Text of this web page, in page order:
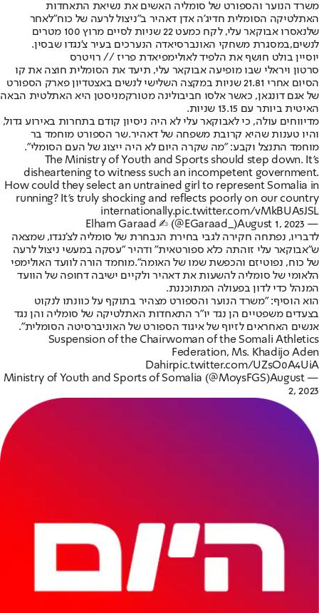
משרד הנוער והספורט של סומליה האשים את נשיאת התאחדות
האתלטיקה הסומלית חדיג'ה אדן דאהיר ב"ניצול לרעה של כוח"לאחר
שלנאסרו אבוקאר עלי, לקח כמעט 22 שניות לסיים מרוץ 100 מטרים
לנשים,במסגרת משחקי האונברסיאדה הנערכים בעיר צ'נגדו שבסין.
יוסיין בולט חושף את הלפיד לאולימפיאדת פריז // רויטרס
סרטון ויראלי שבו מופיעה אבוקאר עלי, תיעד את הסומלית חוצה את קו
הסיום אחרי 21.81 שניות במקצה השלישי לנשים באצטדיון פארק הספורט
של אגם דונגאן, כאשר אלסו חביבולינה מטורקמניסטן היא האתלטית הבאה
האיטית ביותר עם 13.15 שניות.
מדיווחים עולה, כי לאבוקאר עלי לא היה ניסיון קודם בתחרות באירוע גדול,
והיו טענות שהיא קרובת משפחה של דאהיר.שר הספורט מוחמד בר
מוחמד התנצל וקבע: "מה שקרה היום לא היה ייצוג של העם הסומלי".
The Ministry of Youth and Sports should step down. It's
disheartening to witness such an incompetent government.
How could they select an untrained girl to represent Somalia in
running? It's truly shocking and reflects poorly on our country
internationally.pic.twitter.com/vMkBUA5JSL
— Elham Garaad ✍︎ (@EGaraad_)
August 1, 2023
לדבריו, נפתחה חקירה לגבי בחירת הנבחרת של סומליה לצ'נגדו, שמצאה
ש"אבוקאר עלי זוהתה כלא ספורטאית" ודהיר "עסקה במעשי ניצול לרעה
של כוח, נפוטיזם והכפשת שמו של האומה".מוחמד הורה לוועד האולימפי
הלאומי של סומליה להשעות את דאהיר ולקיים ישיבה דחופה של הוועד
המנהל כדי לדון בפעולה המתוכננת.
הוא הוסיף: "משרד הנוער והספורט מצהיר בתוקף על כוונתו לנקוט
בצעדים משפטיים הן נגד יו"ר התאחדות האתלטיקה של סומליה והן נגד
אנשים האחראים לזיוף של איגוד הספורט של האוניברסיטה הסומלית".
Suspension of the Chairwoman of the Somali Athletics
Federation, Ms. Khadijo Aden
Dahirpic.twitter.com/UZsO0A4UiA
— Ministry of Youth and Sports of Somalia (@MoysFGS)
August
2, 2023